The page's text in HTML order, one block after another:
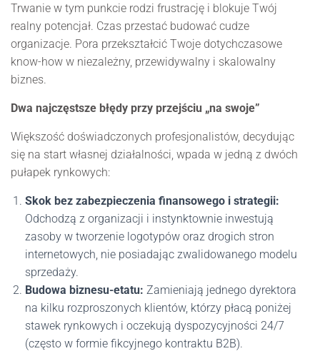
Trwanie w tym punkcie rodzi frustrację i blokuje Twój
realny potencjał. Czas przestać budować cudze
organizacje. Pora przekształcić Twoje dotychczasowe
know-how w niezależny, przewidywalny i skalowalny
biznes.
Dwa najczęstsze błędy przy przejściu „na swoje”
Większość doświadczonych profesjonalistów, decydując
się na start własnej działalności, wpada w jedną z dwóch
pułapek rynkowych:
Skok bez zabezpieczenia finansowego i strategii:
Odchodzą z organizacji i instynktownie inwestują
zasoby w tworzenie logotypów oraz drogich stron
internetowych, nie posiadając zwalidowanego modelu
sprzedaży.
Budowa biznesu-etatu: Zamieniają jednego dyrektora
na kilku rozproszonych klientów, którzy płacą poniżej
stawek rynkowych i oczekują dyspozycyjności 24/7
(często w formie fikcyjnego kontraktu B2B).